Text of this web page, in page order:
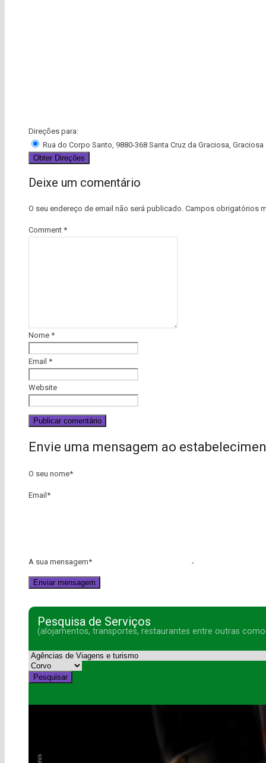
Direções para:
Rua do Corpo Santo, 9880-368 Santa Cruz da Graciosa, Graciosa
Deixe um comentário
O seu endereço de email não será publicado. Campos obrigatórios
Comment *
Nome *
Email *
Website
Envie uma mensagem ao
O seu nome*
Email *
A sua mensagem*
Pesquisa de Serviços
(alojamentos, transportes, restaurantes entre outras
Pesquisar